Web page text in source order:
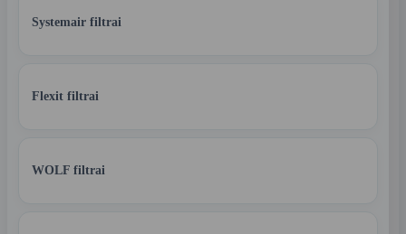
Systemair filtrai
Flexit filtrai
WOLF filtrai